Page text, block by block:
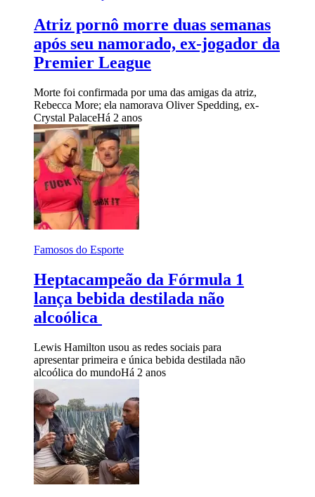
Atriz pornô morre duas semanas
após seu namorado, ex-jogador da
Premier League
Morte foi confirmada por uma das amigas da atriz,
Rebecca More; ela namorava Oliver Spedding, ex-
Crystal PalaceHá 2 anos
Famosos do Esporte
Heptacampeão da Fórmula 1
lança bebida destilada não
alcoólica
Lewis Hamilton usou as redes sociais para
apresentar primeira e única bebida destilada não
alcoólica do mundoHá 2 anos